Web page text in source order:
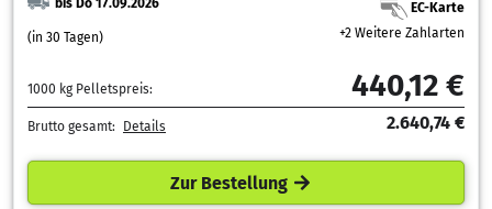
bis Do 17.09.2026
(in 30 Tagen)
EC-Karte
+2 Weitere Zahlarten
1000 kg Pelletspreis: 440,12 €
Brutto gesamt: Details 2.640,74 €
Zur Bestellung